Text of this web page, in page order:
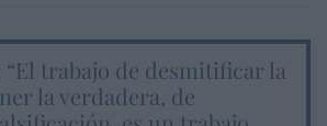
trabajo de desmitificar la
la verdadera, de